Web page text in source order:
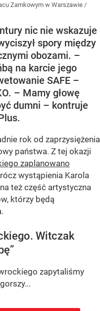
Zamkowym w Warszawie /
nic nie wskazuje
spory między
obozami. –
na karcie jego
SAFE –
– Mamy głowę
dumni – kontruje
rok od zaprzysiężenia
państwa. Z tej okazji
zaplanowano
wystąpienia Karola
też część artystyczna
którzy będą
Witczak
zapytaliśmy